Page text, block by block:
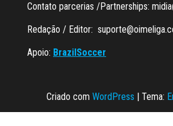
Contato parcerias /Partnerships:
Redação / Editor:
Apoio: BrazilSoccer
Criado com WordPress Tema: